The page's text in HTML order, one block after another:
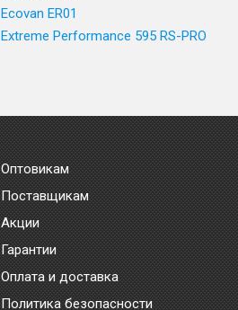
Ecovan ER01
Extreme Performance 595 RS-PRO
Оптовикам
Поставщикам
Акции
Гарантии
Оплата и доставка
Политика безопасности